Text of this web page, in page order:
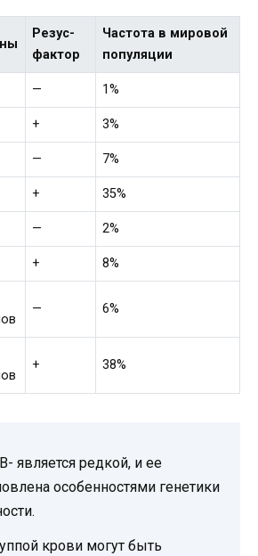
Резус-
фактор
Частота в мировой
популяции
— 1%
+ 3%
— 7%
+ 35%
— 2%
+ 8%
— 6%
+ 38%
является редкой, и ее
особенностями генетики
крови могут быть